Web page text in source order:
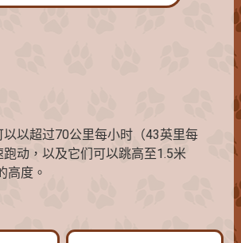
以以超过70公里每小时（43英里每
动，以及它们可以跳高至1.5米
高度。